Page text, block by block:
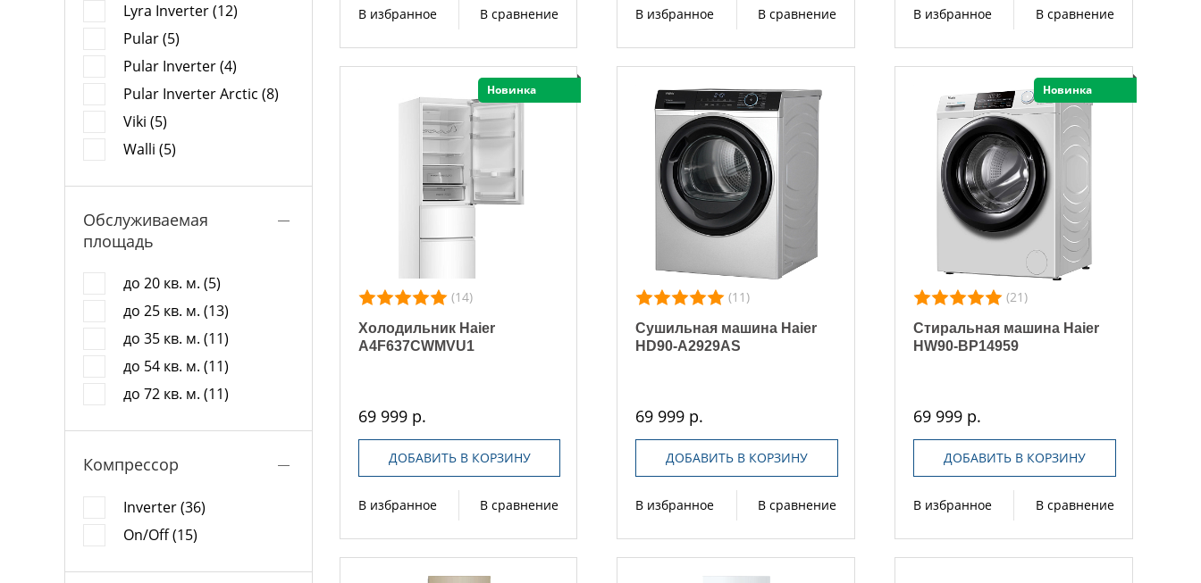
Lyra Inverter (12)
Pular (5)
Pular Inverter (4)
Pular Inverter Arctic (8)
Viki (5)
Walli (5)
Обслуживаемая
площадь
до 20 кв. м. (5)
до 25 кв. м. (13)
до 35 кв. м. (11)
до 54 кв. м. (11)
до 72 кв. м. (11)
Компрессор
Inverter (36)
On/Off (15)
В избранное В сравнение В избранное В сравнение В избранное В сравнение
Новинка
(14)
Холодильник Haier
A4F637CWMVU1
69 999 р.
ДОБАВИТЬ В КОРЗИНУ
В избранное В сравнение
(11)
Сушильная машина Haier
HD90-A2929AS
69 999 р.
ДОБАВИТЬ В КОРЗИНУ
В избранное В сравнение
Новинка
(21)
Стиральная машина Haier
HW90-BP14959
69 999 р.
ДОБАВИТЬ В КОРЗИНУ
В избранное В сравнение